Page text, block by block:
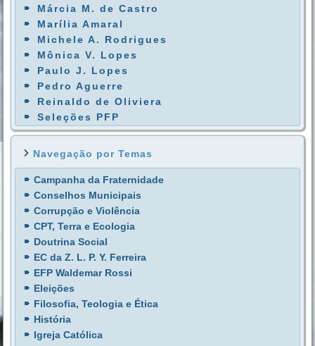
Márcia M. de Castro
Marília Amaral
Michele A. Rodrigues
Mônica V. Lopes
Paulo J. Lopes
Pedro Aguerre
Reinaldo de Oliviera
Seleções PFP
Navegação por Temas
Campanha da Fraternidade
Conselhos Municipais
Corrupção e Violência
CPT, Terra e Ecologia
Doutrina Social
EC da Z. L. P. Y. Ferreira
EFP Waldemar Rossi
Eleições
Filosofia, Teologia e Ética
História
Igreja Católica